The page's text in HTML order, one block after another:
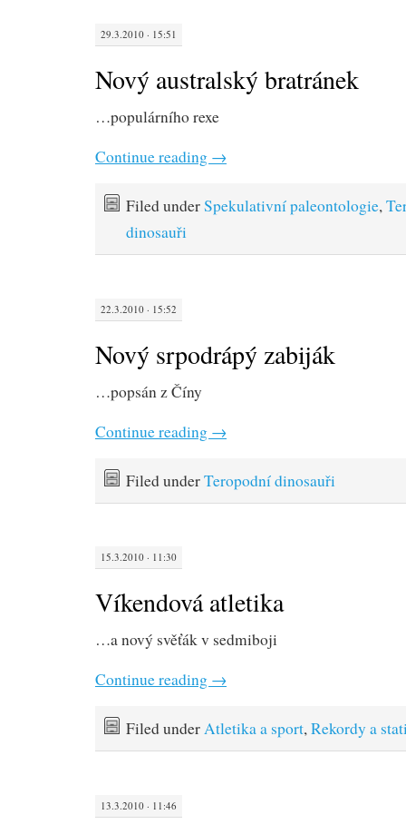
29.3.2010 · 15:51
Nový australský bratránek
…populárního rexe
Continue reading →
Filed underSpekulativní paleontologie,
dinosauři
22.3.2010 · 15:52
Nový srpodrápý zabiják
…popsán z Číny
Continue reading →
Filed underTeropodní dinosauři
15.3.2010 · 11:30
Víkendová atletika
…a nový svěťák v sedmiboji
Continue reading →
Filed underAtletika a sport,Rekordy a
13.3.2010 · 11:46